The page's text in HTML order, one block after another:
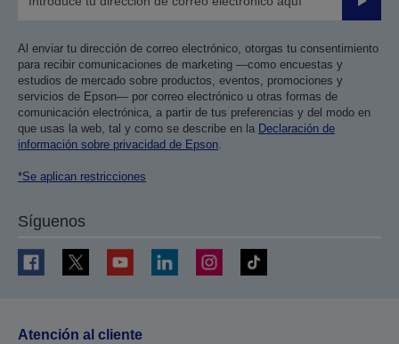
Enviar
Al enviar tu dirección de correo electrónico, otorgas tu consentimiento
para recibir comunicaciones de marketing —como encuestas y
estudios de mercado sobre productos, eventos, promociones y
servicios de Epson— por correo electrónico u otras formas de
comunicación electrónica, a partir de tus preferencias y del modo en
que usas la web, tal y como se describe en la Declaración de
información sobre privacidad de Epson.
*Se aplican restricciones
Síguenos
Atención al cliente